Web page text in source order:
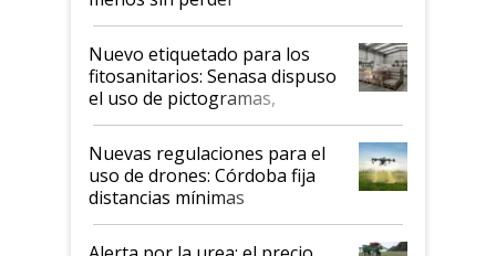
productividad en la campaña
fina
Nuevo etiquetado para los
fitosanitarios: Senasa dispuso
el uso de pictogramas,
palabras de advertencia e
indicaciones
Nuevas regulaciones para el
uso de drones: Córdoba fija
distancias mínimas